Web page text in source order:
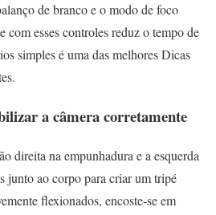
de branco e o modo de foco
esses controles reduz o tempo de
simples é uma das melhores Dicas
a câmera corretamente
direita na empunhadura e a esquerda
junto ao corpo para criar um tripé
flexionados, encoste-se em